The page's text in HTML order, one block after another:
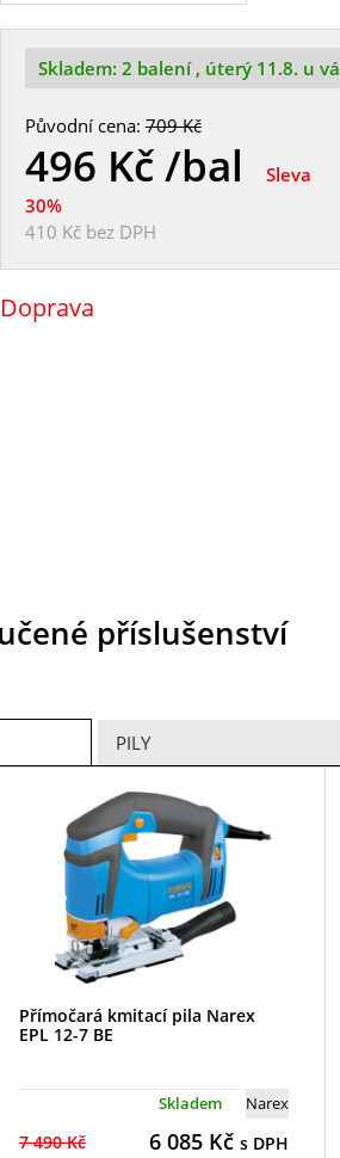
Skladem: 2 balení , úterý 11.8. u
Původní cena:709 Kč
496 Kč /bal
Sleva
30%
410 Kčbez DPH
Doprava
příslušenství
PILY
Přímočará kmitací pila Narex
EPL 12-7 BE
Narex
Skladem
7 490 Kč 6 085Kč s DPH